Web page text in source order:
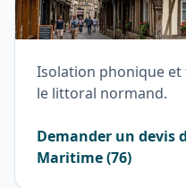
Isolation phonique
le littoral normand.
Demander un devis
Maritime(76)